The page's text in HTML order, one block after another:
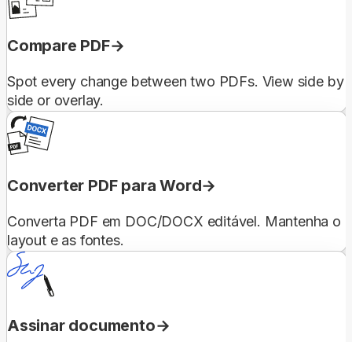
Compare PDF
Spot every change between two PDFs. View side by
side or overlay.
Converter PDF para Word
Converta PDF em DOC/DOCX editável. Mantenha o
layout e as fontes.
Assinar documento